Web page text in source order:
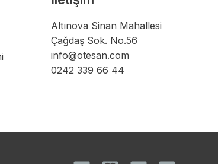
Altınova Sinan Mahallesi
Çağdaş Sok. No.56
info@otesan.com
0242 339 66 44